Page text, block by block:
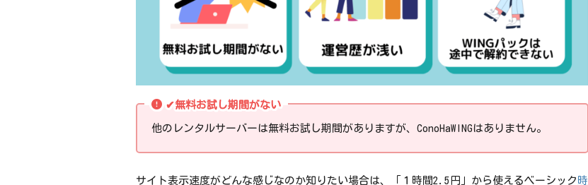
✔無料お試し期間がない
他のレンタルサーバーは無料お試し期間がありますが、ConoHaWINGはありません。
サイト表示速度がどんな感じなのか知りたい場合は、「１時間2.5円」から使えるベーシック 時